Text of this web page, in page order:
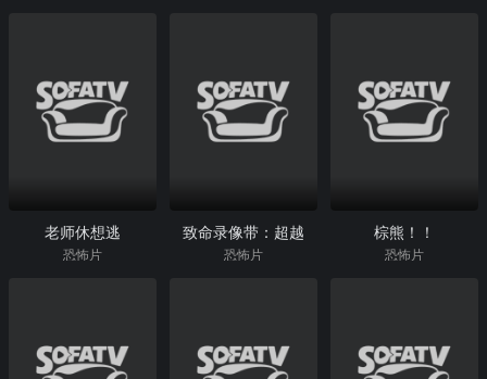
老师休想逃
恐怖片
致命录像带：超越
恐怖片
棕熊！！
恐怖片